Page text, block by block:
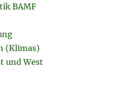
BAMF
(Klimas)
und West